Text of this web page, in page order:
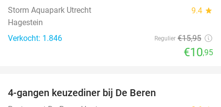
Storm Aquapark Utrecht 9.4 star
Hagestein
Verkocht: 1.846
Regulier €15,95
€10,95
4-gangen keuzediner bij De Beren